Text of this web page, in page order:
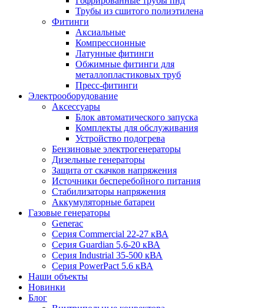
Трубы из сшитого полиэтилена
Фитинги
Аксиальные
Компрессионные
Латунные фитинги
Обжимные фитинги для
металлопластиковых труб
Пресс-фитинги
Электрооборудование
Аксессуары
Блок автоматического запуска
Комплекты для обслуживания
Устройство подогрева
Бензиновые электрогенераторы
Дизельные генераторы
Защита от скачков напряжения
Источники бесперебойного питания
Стабилизаторы напряжения
Аккумуляторные батареи
Газовые генераторы
Generac
Серия Commercial 22-27 кВА
Серия Guardian 5,6-20 кВА
Серия Industrial 35-500 кВА
Серия PowerPact 5.6 кВА
Наши объекты
Новинки
Блог